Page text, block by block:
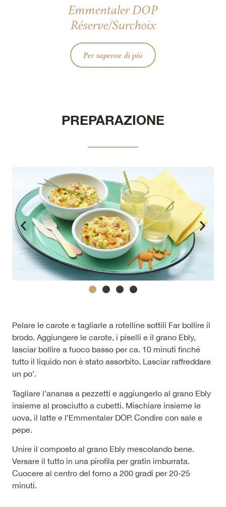
Emmentaler DOP
Réserve/Surchoix
Per saperne di più
PREPARAZIONE
Pelare le carote e tagliarle a rotelline sottili Far bollire il
brodo. Aggiungere le carote, i piselli e il grano Ebly,
lasciar bollire a fuoco basso per ca. 10 minuti finché
tutto il liquido non è stato assorbito. Lasciar raffreddare
un po’.
Tagliare l’ananas a pezzetti e aggiungerlo al grano Ebly
insieme al prosciutto a cubetti. Mischiare insieme le
uova, il latte e l’Emmentaler DOP. Condire con sale e
pepe.
Unire il composto al grano Ebly mescolando bene.
Versare il tutto in una pirofila per gratin imburrata.
Cuocere al centro del forno a 200 gradi per 20-25
minuti.